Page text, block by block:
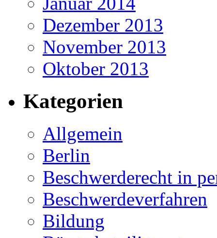
Dezember 2013
November 2013
Oktober 2013
Kategorien
Allgemein
Berlin
Beschwerderecht in
Beschwerdeverfahren
Bildung